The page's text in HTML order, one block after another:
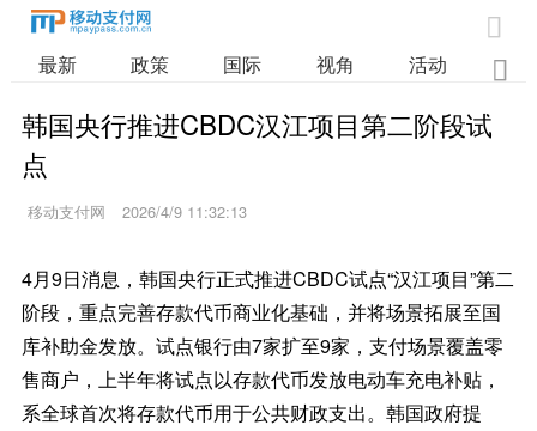

最新 政策 国际 视角 活动 业

韩国央行推进CBDC汉江项目第二阶段试
点
移动支付网 2026/4/9 11:32:13
4月9日消息，韩国央行正式推进CBDC试点“汉江项目”第二
阶段，重点完善存款代币商业化基础，并将场景拓展至国
库补助金发放。试点银行由7家扩至9家，支付场景覆盖零
售商户，上半年将试点以存款代币发放电动车充电补贴，
系全球首次将存款代币用于公共财政支出。韩国政府提